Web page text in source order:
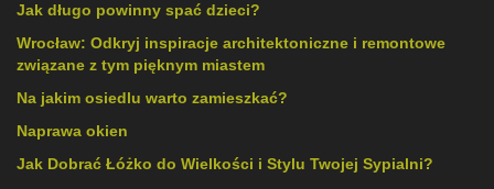
Jak długo powinny spać dzieci?
Wrocław: Odkryj inspiracje architektoniczne i remontowe
związane z tym pięknym miastem
Na jakim osiedlu warto zamieszkać?
Naprawa okien
Jak Dobrać Łóżko do Wielkości i Stylu Twojej Sypialni?